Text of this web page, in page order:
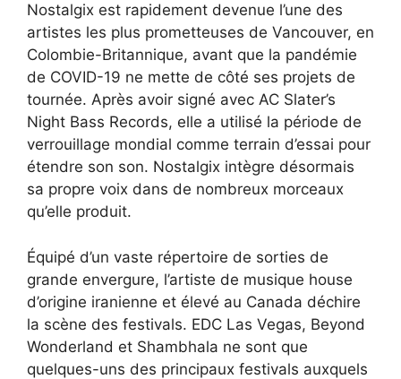
Nostalgix est rapidement devenue l’une des
artistes les plus prometteuses de Vancouver, en
Colombie-Britannique, avant que la pandémie
de COVID-19 ne mette de côté ses projets de
tournée. Après avoir signé avec AC Slater’s
Night Bass Records, elle a utilisé la période de
verrouillage mondial comme terrain d’essai pour
étendre son son. Nostalgix intègre désormais
sa propre voix dans de nombreux morceaux
qu’elle produit.
Équipé d’un vaste répertoire de sorties de
grande envergure, l’artiste de musique house
d’origine iranienne et élevé au Canada déchire
la scène des festivals. EDC Las Vegas, Beyond
Wonderland et Shambhala ne sont que
quelques-uns des principaux festivals auxquels